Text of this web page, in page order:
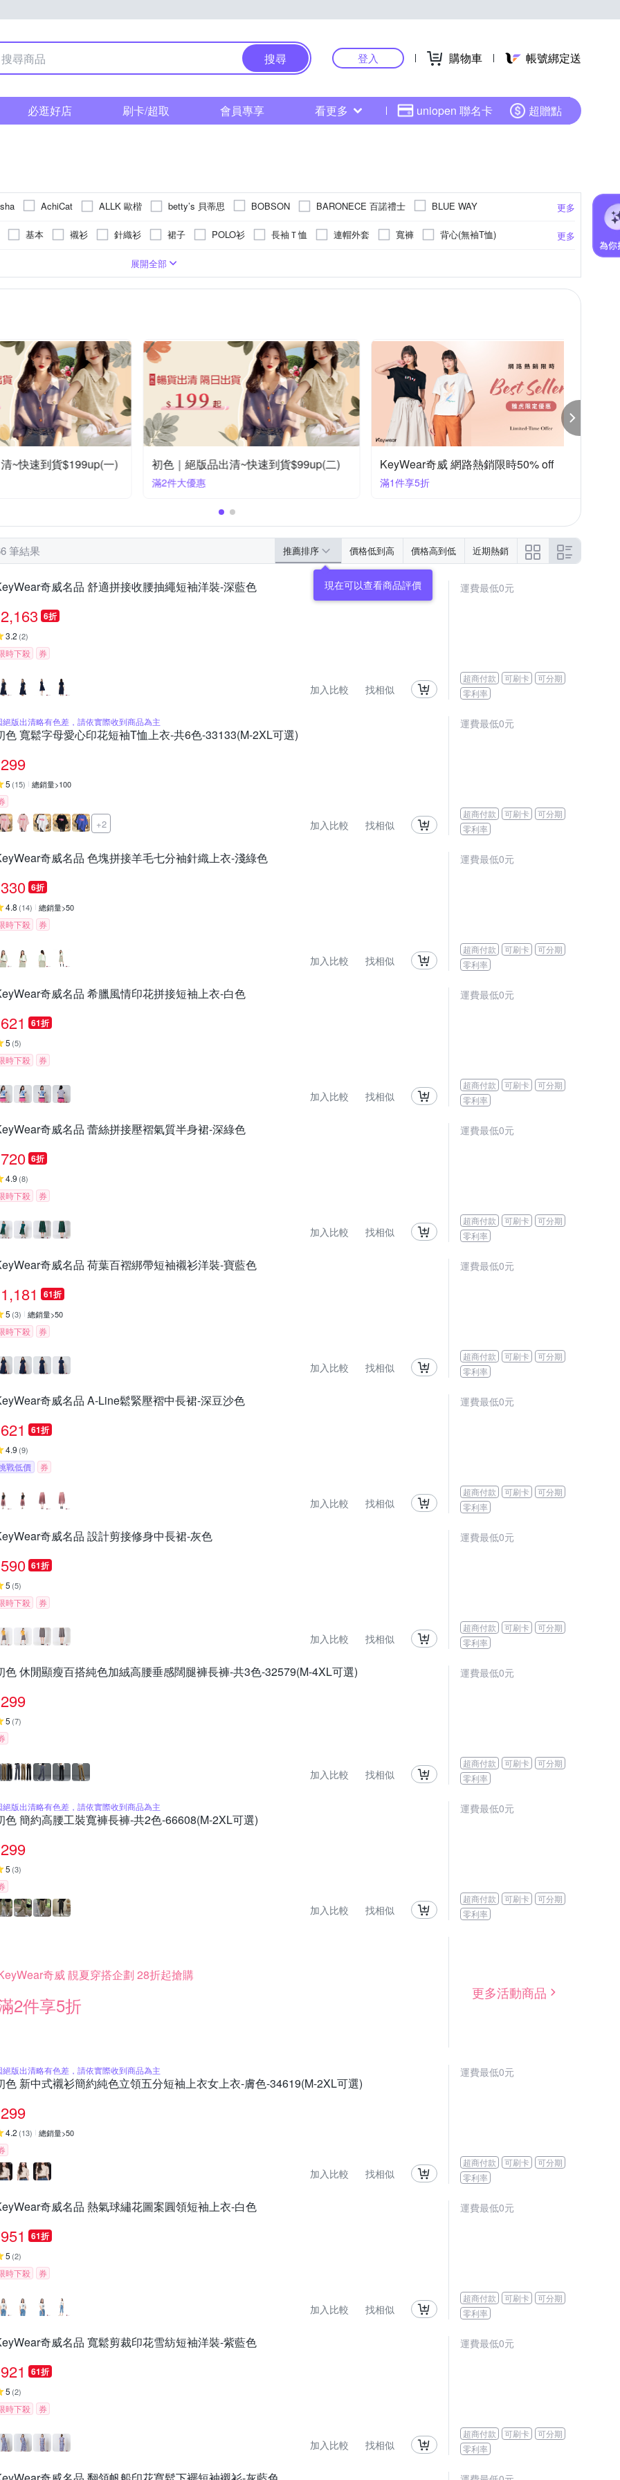
搜尋 登入 購物車 帳號綁定送
必逛好店 刷卡/超取 會員專享 看更多 uniopen 聯名卡 超贈點
更多
AchiCat ALLK 歐楷 betty’s 貝蒂思 BOBSON BARONECE 百諾禮士
BLUE WAY
Dreamming
EDWIN Emilio Valentino 范倫鐵諾 earth music & ecology
ETBOITE 箱子
K.W.
KeyWear 奇威名品 La belleza LANNI 藍尼 Lee LEVIS LUNG.L 林佳樺
MOCO
YUAN DONGLI 元動力 初色 米蘭精品 其他品牌 創翊韓都 專注內搭 拉福
更多
基本 襯衫 針織衫 裙子 POLO衫 長袖Ｔ恤 連帽外套 寬褲
背心(無袖T恤)
羽絨外套
西裝褲 髮圈/髮束 方框 牛仔外套 風衣 褲裙 防曬外套
西裝外套
3XL 4XL
格紋
寬版over size 短版
太陽眼鏡/墨鏡
絲
展開全部
速到貨$199up(一) 初色｜絕版品出清~快速到貨$99up(二)
滿2件大優惠
KeyWear奇威 網路熱銷限時50% off
滿1件享5折
筆結果 推薦排序 價格低到高 價格高到低 近期熱銷
奇威名品 舒適拼接收腰抽繩短袖洋裝-深藍色
2,163 6折
3.2 (2)
時下殺 券
加入比較 找相似
運費最低0元
超商付款 可刷卡
可分期
零利率
絕版出清略有色差，請依實際收到商品為主
色 寬鬆字母愛心印花短袖T恤上衣-共6色-33133(M-2XL可選)
299
5 (15) 總銷量>100
+2 加入比較 找相似
運費最低0元
超商付款 可刷卡
可分期
零利率
奇威名品 色塊拼接羊毛七分袖針織上衣-淺綠色
330 6折
4.8 (14) 總銷量>50
時下殺 券
加入比較 找相似
運費最低0元
超商付款 可刷卡
可分期
零利率
奇威名品 希臘風情印花拼接短袖上衣-白色
621 61折
5 (5)
時下殺 券
加入比較 找相似
運費最低0元
超商付款 可刷卡
可分期
零利率
奇威名品 蕾絲拼接壓褶氣質半身裙-深綠色
720 6折
4.9 (8)
時下殺 券
加入比較 找相似
運費最低0元
超商付款 可刷卡
可分期
零利率
奇威名品 荷葉百褶綁帶短袖襯衫洋裝-寶藍色
1,181 61折
5 (3) 總銷量>50
時下殺 券
加入比較 找相似
運費最低0元
超商付款 可刷卡
可分期
零利率
奇威名品 A-Line鬆緊壓褶中長裙-深豆沙色
621 61折
4.9 (9)
戰低價 券
加入比較 找相似
運費最低0元
超商付款 可刷卡
可分期
零利率
奇威名品 設計剪接修身中長裙-灰色
590 61折
5 (5)
時下殺 券
加入比較 找相似
運費最低0元
超商付款 可刷卡
可分期
零利率
色 休閒顯瘦百搭純色加絨高腰垂感闊腿褲長褲-共3色-32579(M-4XL可選)
299
5 (7)
加入比較 找相似
運費最低0元
超商付款 可刷卡
可分期
零利率
絕版出清略有色差，請依實際收到商品為主
色 簡約高腰工裝寬褲長褲-共2色-66608(M-2XL可選)
299
5 (3)
加入比較 找相似
運費最低0元
超商付款 可刷卡
可分期
零利率
奇威 靚夏穿搭企劃 28折起搶購
2件享5折
更多活動商品
絕版出清略有色差，請依實際收到商品為主
色 新中式襯衫簡約純色立領五分短袖上衣女上衣-膚色-34619(M-2XL可選)
299
4.2 (13) 總銷量>50
加入比較 找相似
運費最低0元
超商付款 可刷卡
可分期
零利率
奇威名品 熱氣球繡花圖案圓領短袖上衣-白色
951 61折
5 (2)
時下殺 券
加入比較 找相似
運費最低0元
超商付款 可刷卡
可分期
零利率
奇威名品 寬鬆剪裁印花雪紡短袖洋裝-紫藍色
921 61折
5 (2)
時下殺 券
加入比較 找相似
運費最低0元
超商付款 可刷卡
可分期
零利率